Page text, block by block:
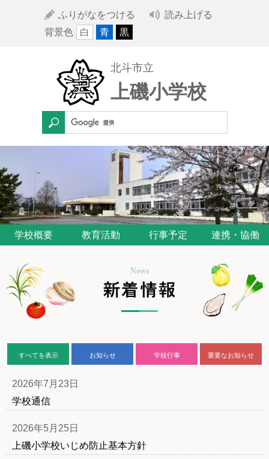
ふりがなをつける
読み上げる
背景色
白 青 黒
北斗市立
上磯小学校
学校概要 教育活動 行事予定 連携・協働
すべてを表示 お知らせ 学校行事 重要なお知らせ
2026年7月23日
学校通信
2026年5月25日
上磯小学校いじめ防止基本方針